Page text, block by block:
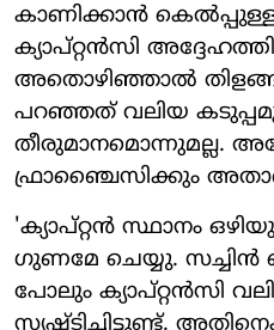
കാണിക്കാൻ
ക്യാപ്റ്റൻസി
അതൊഴിഞ്ഞാൽ
പറഞ്ഞത് വലിയ
തീരുമാനമൊന്നുമല്ല.
ഫ്രാഞ്ചൈസിക്കും
'ക്യാപ്റ്റൻ സ്ഥാനം
ഗുണമേ ചെയ്യു. സച്ചിൻ
പോലും ക്യാപ്റ്റൻസി
സൃഷ്ടിച്ചിട്ടുണ്ട്.